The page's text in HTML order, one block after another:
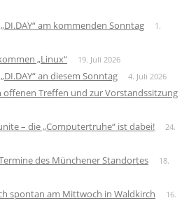
am kommenden Sonntag
1.
„Linux“ 19. Juli 2026
an diesem Sonntag 4. Juli 2026
offenen Treffen und zur Vorstandssitzung
– die „Computertruhe“ ist dabei!
24.
des Münchener Standortes
18.
spontan am Mittwoch in Waldkirch
16.